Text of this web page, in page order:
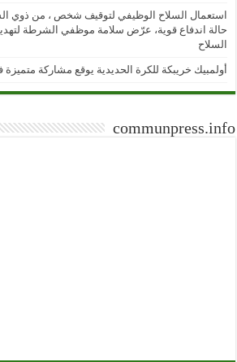
استعمال السلاح الوظيفي لتوقيف شخص ، من ذوي
حالة اندفاع قوية، عرّض سلامة موظفي الشرطة
السلاح
أولمبيك خريبكة للكرة الحديدية يوقع مشاركة متميزة
communpress.info